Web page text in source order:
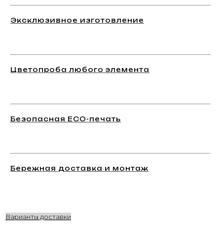
Эксклюзивное изготовление
Цветопроба любого элемента
Безопасная ECO-печать
Бережная доставка и монтаж
Варианты доставки